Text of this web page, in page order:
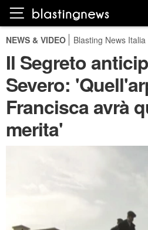
NEWS & VIDEO Blasting News Italia
Il Segreto
Severo:
Francisca avrà
merita'